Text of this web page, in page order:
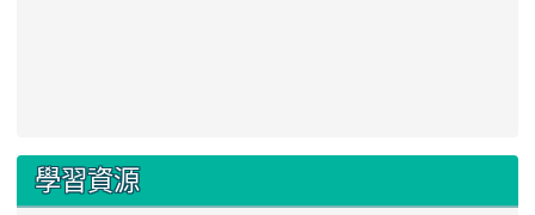
學習資源